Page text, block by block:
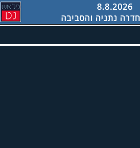
8.8.2026
נתניה והסביבה